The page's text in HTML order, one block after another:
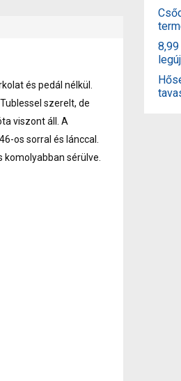
és pedál nélkül.
szerelt, de
viszont áll. A
os sorral és lánccal.
komolyabban sérülve.